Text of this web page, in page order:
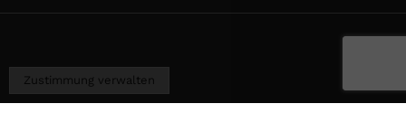
Zustimmung verwalten